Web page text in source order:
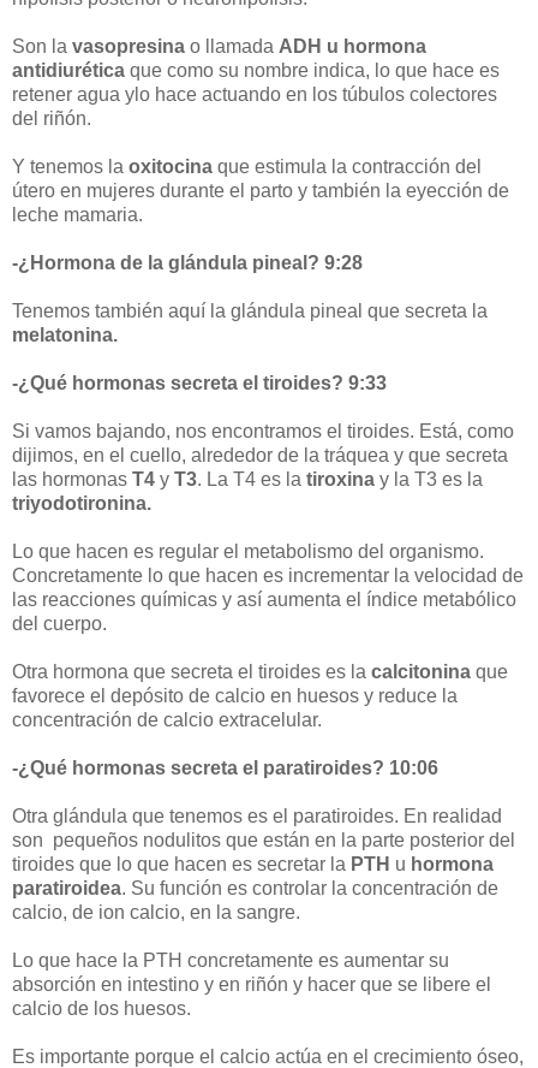
Son la vasopresina o llamada ADH u hormona
antidiurética que como su nombre indica, lo que hace es
retener agua ylo hace actuando en los túbulos colectores
del riñón.
Y tenemos la oxitocina que estimula la contracción del
útero en mujeres durante el parto y también la eyección de
leche mamaria.
-¿Hormona de la glándula pineal? 9:28
Tenemos también aquí la glándula pineal que secreta la
melatonina.
-¿Qué hormonas secreta el tiroides? 9:33
Si vamos bajando, nos encontramos el tiroides. Está, como
dijimos, en el cuello, alrededor de la tráquea y que secreta
las hormonas T4 y T3. La T4 es la tiroxina y la T3 es la
triyodotironina.
Lo que hacen es regular el metabolismo del organismo.
Concretamente lo que hacen es incrementar la velocidad de
las reacciones químicas y así aumenta el índice metabólico
del cuerpo.
Otra hormona que secreta el tiroides es la calcitonina que
favorece el depósito de calcio en huesos y reduce la
concentración de calcio extracelular.
-¿Qué hormonas secreta el paratiroides? 10:06
Otra glándula que tenemos es el paratiroides. En realidad
son pequeños nodulitos que están en la parte posterior del
tiroides que lo que hacen es secretar la PTH u hormona
paratiroidea. Su función es controlar la concentración de
calcio, de ion calcio, en la sangre.
Lo que hace la PTH concretamente es aumentar su
absorción en intestino y en riñón y hacer que se libere el
calcio de los huesos.
Es importante porque el calcio actúa en el crecimiento óseo,